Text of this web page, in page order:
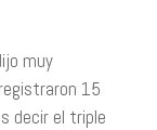
muy
15
decir el triple